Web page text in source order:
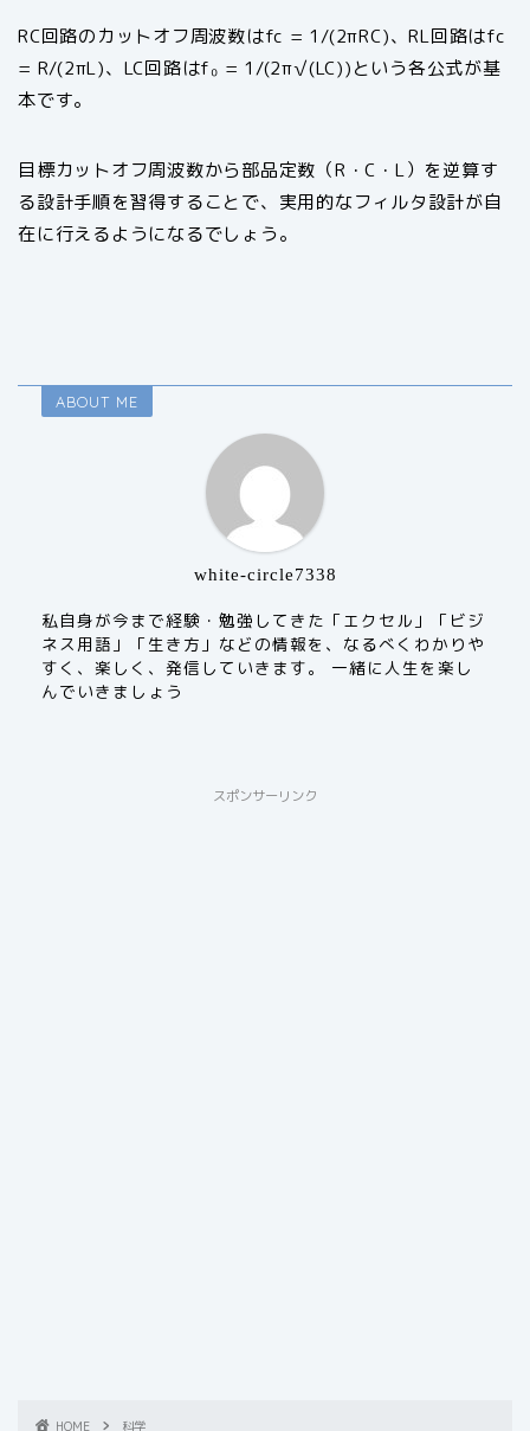
RC回路のカットオフ周波数はfc = 1/(2πRC)、RL回路はfc
= R/(2πL)、LC回路はf₀ = 1/(2π√(LC))という各公式が基
本です。
目標カットオフ周波数から部品定数（R・C・L）を逆算す
る設計手順を習得することで、実用的なフィルタ設計が自
在に行えるようになるでしょう。
ABOUT ME
white-circle7338
私自身が今まで経験・勉強してきた「エクセル」「ビジ
ネス用語」「生き方」などの情報を、なるべくわかりや
すく、楽しく、発信していきます。 一緒に人生を楽し
んでいきましょう
スポンサーリンク
HOME 科学